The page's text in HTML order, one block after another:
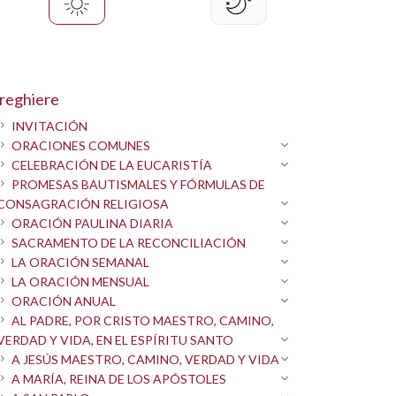
INVITACIÓN
ORACIONES COMUNES
CELEBRACIÓN DE LA EUCARISTÍA
PROMESAS BAUTISMALES Y FÓRMULAS DE
RELIGIOSA
ORACIÓN PAULINA DIARIA
SACRAMENTO DE LA RECONCILIACIÓN
LA ORACIÓN SEMANAL
LA ORACIÓN MENSUAL
ORACIÓN ANUAL
AL PADRE, POR CRISTO MAESTRO, CAMINO,
Y VIDA, EN EL ESPÍRITU SANTO
A JESÚS MAESTRO, CAMINO, VERDAD Y VIDA
A MARÍA, REINA DE LOS APÓSTOLES